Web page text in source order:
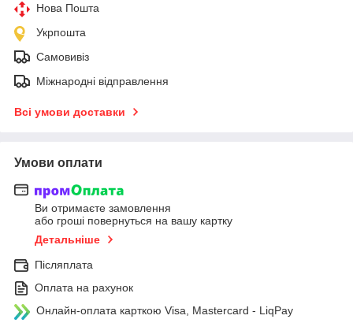
Нова Пошта
Укрпошта
Самовивіз
Міжнародні відправлення
Всі умови доставки
Умови оплати
Ви отримаєте замовлення
або гроші повернуться на вашу картку
Детальніше
Післяплата
Оплата на рахунок
Онлайн-оплата карткою Visa, Mastercard - LiqPay